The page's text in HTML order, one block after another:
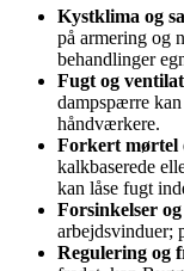
Kystklima og
på armering og
behandlinger
Fugt og
dampspærre
håndværkere.
Forkert mørtel
kalkbaserede
kan låse fugt
Forsinkelser
arbejdsvinduer;
Regulering og